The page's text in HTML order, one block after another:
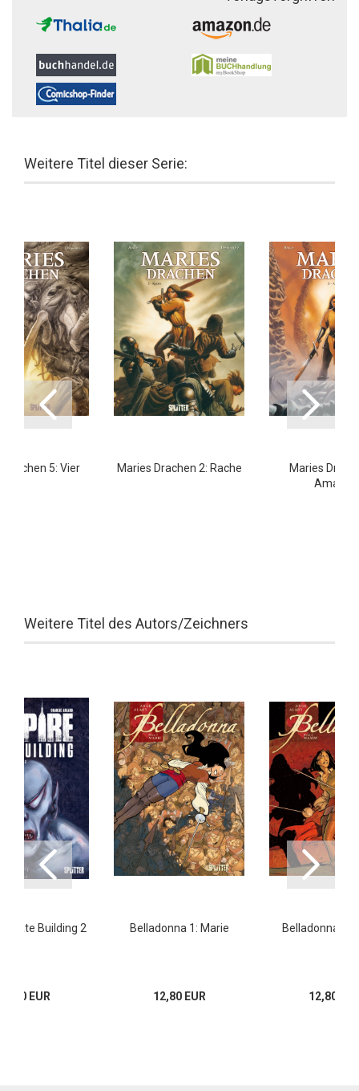
Weitere Titel dieser Serie:
Drachen 5: Vier Maries Drachen 2: Rache
Maries
Amaury
Weitere Titel des Autors/Zeichners
State Building 2
EUR
Belladonna 1: Marie
12,80 EUR
Belladonna 2:
12,80